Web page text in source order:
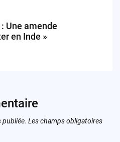
Une amende
en Inde »
publiée. Les champs obligatoires